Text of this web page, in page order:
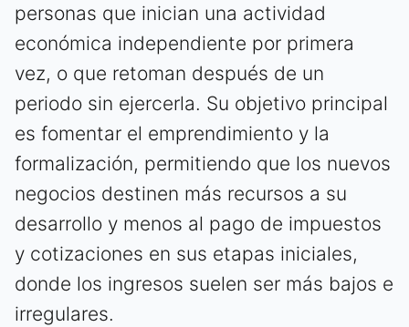
personas que inician una actividad
económica independiente por primera
vez, o que retoman después de un
periodo sin ejercerla. Su objetivo principal
es fomentar el emprendimiento y la
formalización, permitiendo que los nuevos
negocios destinen más recursos a su
desarrollo y menos al pago de impuestos
y cotizaciones en sus etapas iniciales,
donde los ingresos suelen ser más bajos e
irregulares.